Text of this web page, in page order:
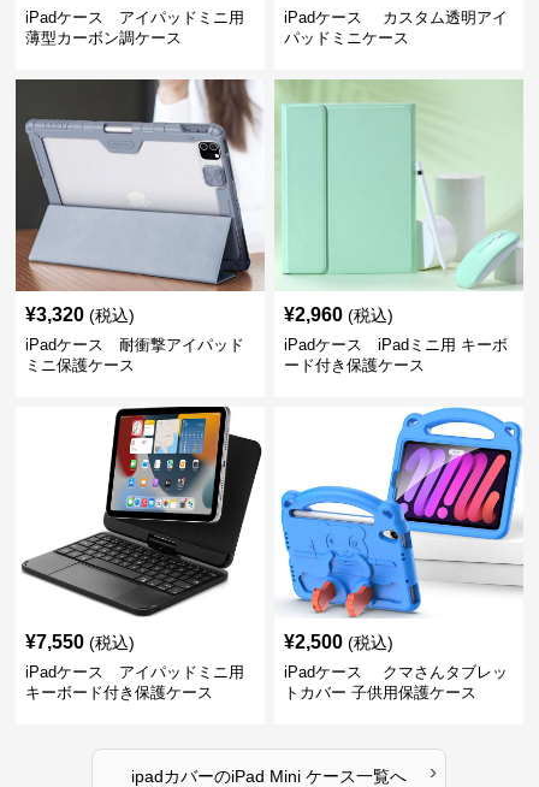
iPadケース アイパッドミニ用
薄型カーボン調ケース
iPadケース カスタム透明アイ
パッドミニケース
¥3,320 (税込)
iPadケース 耐衝撃アイパッド
ミニ保護ケース
¥2,960 (税込)
iPadケース iPadミニ用 キーボ
ード付き保護ケース
¥7,550 (税込)
iPadケース アイパッドミニ用
キーボード付き保護ケース
¥2,500 (税込)
iPadケース クマさんタブレッ
トカバー 子供用保護ケース
ipadカバーのiPad Mini ケース一覧へ ›